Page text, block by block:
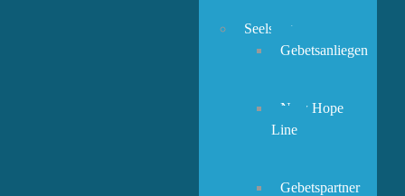
Seelsorge
Gebetsanliegen
New Hope
Line
Gebetspartner